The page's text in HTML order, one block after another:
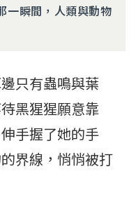
一瞬間，人類與動物
只有蟲鳴與葉
黑猩猩願意靠
手握了她的手
界線，悄悄被打